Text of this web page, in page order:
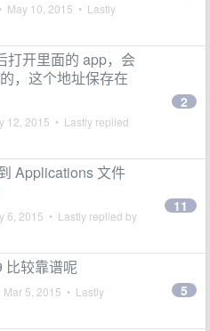
• May 10, 2015 • Lastly
打开里面的 app，会
，这个地址保存在
12, 2015 • Lastly replied
2
Applications 文件
6, 2015 • Lastly replied by
11
比较靠谱呢
Mar 5, 2015 • Lastly
5